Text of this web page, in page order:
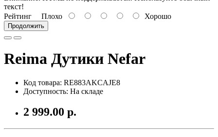
текст!
Рейтинг Плохо Хорошо
Продолжить
Reima Дутики Nefar
Код товара: RE883AKCAJE8
Доступность: На складе
2 999.00 р.